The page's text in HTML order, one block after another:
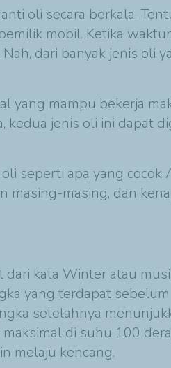
oli secara berkala.
mobil. Ketika
dari banyak jenis oli
mampu bekerja
jenis oli ini dapat
seperti apa yang
masing-masing, dan
kata Winter atau
yang terdapat
setelahnya
di suhu 100
melaju kencang.